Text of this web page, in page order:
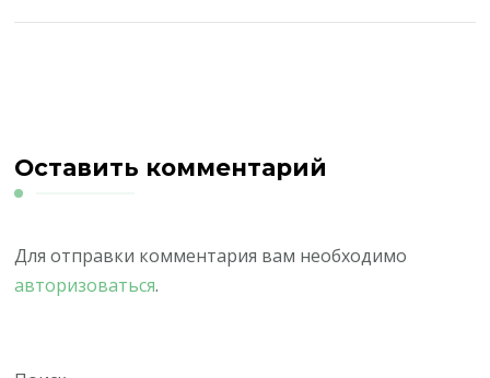
Оставить комментарий
Для отправки комментария вам необходимо
авторизоваться.